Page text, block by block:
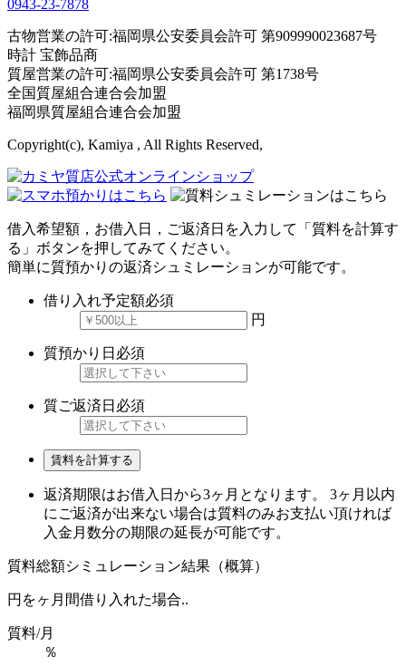
0943-23-7878
古物営業の許可:福岡県公安委員会許可 第909990023687号
時計 宝飾品商
質屋営業の許可:福岡県公安委員会許可 第1738号
全国質屋組合連合会加盟
福岡県質屋組合連合会加盟
Copyright(c), Kamiya , All Rights Reserved,
借入希望額，お借入日，ご返済日を入力して「質料を計算す
る」ボタンを押してみてください。
簡単に質預かりの返済シュミレーションが可能です。
借り入れ予定額必須
円
質預かり日 必須
質ご返済日 必須
賃料を計算する
返済期限はお借入日から3ヶ月となります。 3ヶ月以内
にご返済が出来ない場合は質料のみお支払い頂ければ
入金月数分の期限の延長が可能です。
質料総額シミュレーション結果（概算）
円をヶ月間借り入れた場合..
質料/月
％